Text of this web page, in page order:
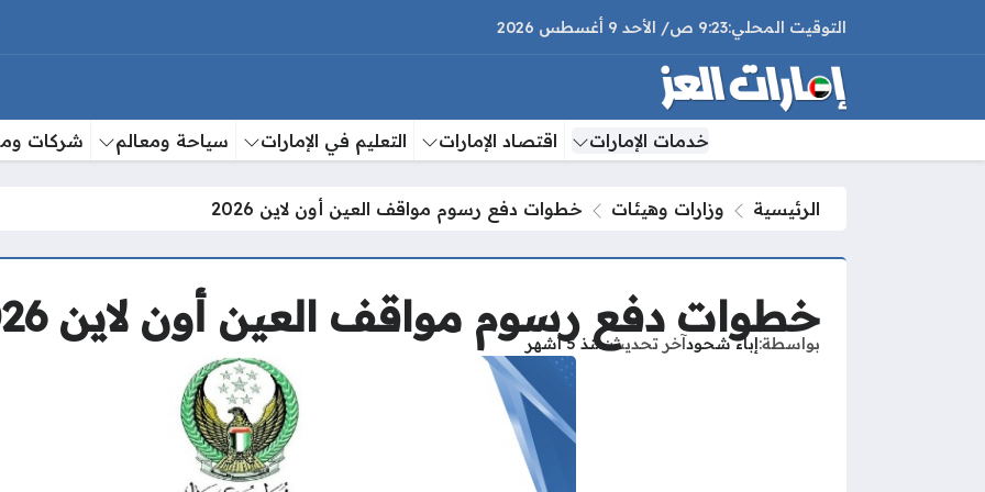
9:23 ص الأحد 9 أغسطس 2026
خدمات الإمارات اقتصاد الإمارات التعليم في الإمارات سياحة ومعالم شركات
الرئيسية وزارات وهيئات خطوات دفع رسوم مواقف العين أون لاين 2026
خطوات دفع رسوم مواقف العين أون لاين 2026
بواسطة إباء شحودآخر تحديثمنذ 5 أشهر